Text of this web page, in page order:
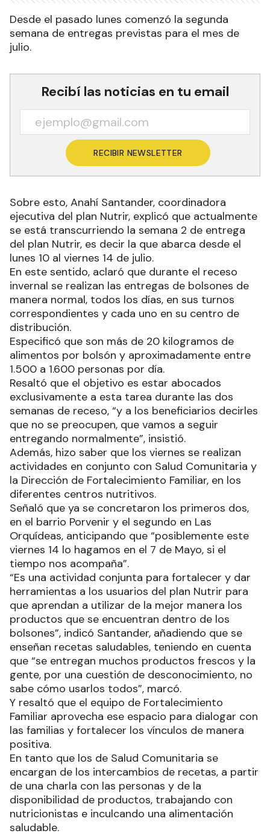
Desde el pasado lunes comenzó la segunda
semana de entregas previstas para el mes de
julio.
Recibí las noticias en tu email
RECIBIR NEWSLETTER
Sobre esto, Anahí Santander, coordinadora
ejecutiva del plan Nutrir, explicó que actualmente
se está transcurriendo la semana 2 de entrega
del plan Nutrir, es decir la que abarca desde el
lunes 10 al viernes 14 de julio.
En este sentido, aclaró que durante el receso
invernal se realizan las entregas de bolsones de
manera normal, todos los días, en sus turnos
correspondientes y cada uno en su centro de
distribución.
Especificó que son más de 20 kilogramos de
alimentos por bolsón y aproximadamente entre
1.500 a 1.600 personas por día.
Resaltó que el objetivo es estar abocados
exclusivamente a esta tarea durante las dos
semanas de receso, “y a los beneficiarios decirles
que no se preocupen, que vamos a seguir
entregando normalmente”, insistió.
Además, hizo saber que los viernes se realizan
actividades en conjunto con Salud Comunitaria y
la Dirección de Fortalecimiento Familiar, en los
diferentes centros nutritivos.
Señaló que ya se concretaron los primeros dos,
en el barrio Porvenir y el segundo en Las
Orquídeas, anticipando que “posiblemente este
viernes 14 lo hagamos en el 7 de Mayo, si el
tiempo nos acompaña”.
“Es una actividad conjunta para fortalecer y dar
herramientas a los usuarios del plan Nutrir para
que aprendan a utilizar de la mejor manera los
productos que se encuentran dentro de los
bolsones”, indicó Santander, añadiendo que se
enseñan recetas saludables, teniendo en cuenta
que “se entregan muchos productos frescos y la
gente, por una cuestión de desconocimiento, no
sabe cómo usarlos todos”, marcó.
Y resaltó que el equipo de Fortalecimiento
Familiar aprovecha ese espacio para dialogar con
las familias y fortalecer los vínculos de manera
positiva.
En tanto que los de Salud Comunitaria se
encargan de los intercambios de recetas, a partir
de una charla con las personas y de la
disponibilidad de productos, trabajando con
nutricionistas e inculcando una alimentación
saludable.